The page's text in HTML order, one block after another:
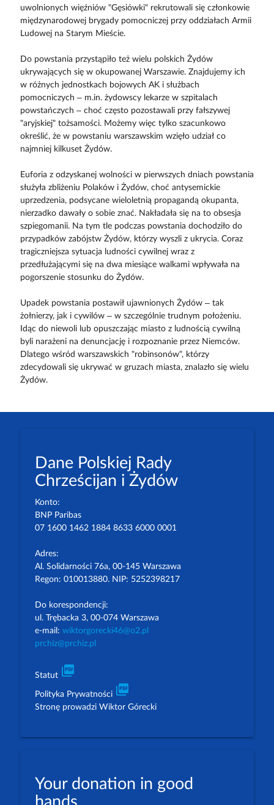
uwolnionych więźniów "Gęsiówki" rekrutowali się członkowie
międzynarodowej brygady pomocniczej przy oddziałach Armii
Ludowej na Starym Mieście.
Do powstania przystąpiło też wielu polskich Żydów
ukrywających się w okupowanej Warszawie. Znajdujemy ich
w różnych jednostkach bojowych AK i służbach
pomocniczych – m.in. żydowscy lekarze w szpitalach
powstańczych – choć często pozostawali przy fałszywej
"aryjskiej" tożsamości. Możemy więc tylko szacunkowo
określić, że w powstaniu warszawskim wzięło udział co
najmniej kilkuset Żydów.
Euforia z odzyskanej wolności w pierwszych dniach powstania
służyła zbliżeniu Polaków i Żydów, choć antysemickie
uprzedzenia, podsycane wieloletnią propagandą okupanta,
nierzadko dawały o sobie znać. Nakładała się na to obsesja
szpiegomanii. Na tym tle podczas powstania dochodziło do
przypadków zabójstw Żydów, którzy wyszli z ukrycia. Coraz
tragiczniejsza sytuacja ludności cywilnej wraz z
przedłużającymi się na dwa miesiące walkami wpływała na
pogorszenie stosunku do Żydów.
Upadek powstania postawił ujawnionych Żydów – tak
żołnierzy, jak i cywilów – w szczególnie trudnym położeniu.
Idąc do niewoli lub opuszczając miasto z ludnością cywilną
byli narażeni na denuncjację i rozpoznanie przez Niemców.
Dlatego wśród warszawskich "robinsonów", którzy
zdecydowali się ukrywać w gruzach miasta, znalazło się wielu
Żydów.
Dane Polskiej Rady
Chrześcijan i Żydów
Konto:
BNP Paribas
07 1600 1462 1884 8633 6000 0001
Adres:
Al. Solidarności 76a, 00-145 Warszawa
Regon: 010013880. NIP: 5252398217
Do korespondencji:
ul. Trębacka 3, 00-074 Warszawa
e-mail: wiktorgorecki46@o2.pl
prchiz@prchiz.pl
Statut picture_as_pdf
Polityka Prywatności picture_as_pdf
Stronę prowadzi Wiktor Górecki
Your donation in good